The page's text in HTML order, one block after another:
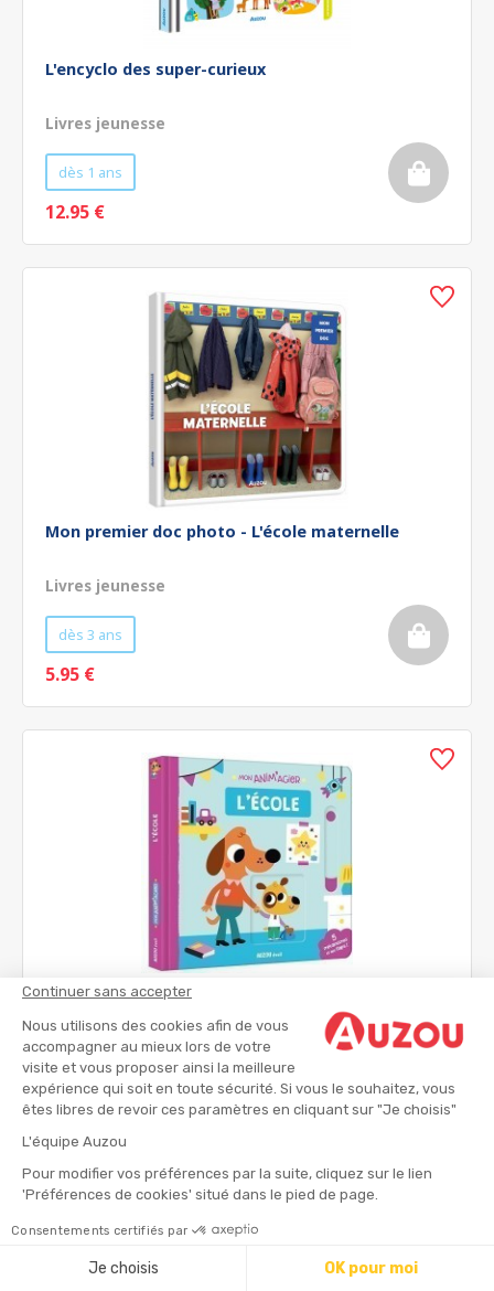
Continuer sans accepter
Nous utilisons des cookies afin de vous
accompagner au mieux lors de votre
visite et vous proposer ainsi la meilleure
expérience qui soit en toute sécurité. Si vous le souhaitez, vous
êtes libres de revoir ces paramètres en cliquant sur "Je choisis"
L'équipe Auzou
Pour modifier vos préférences par la suite, cliquez sur le lien
'Préférences de cookies' situé dans le pied de page.
Consentements certifiés par
Je choisis OK pour moi
L'encyclo des super-curieux
Livres jeunesse
dès 1 ans
12.95 €
Mon premier doc photo - L'école maternelle
Livres jeunesse
dès 3 ans
5.95 €
Mon anim'agier - L'école
Livres d'éveil
dès 2 ans
8.95 €